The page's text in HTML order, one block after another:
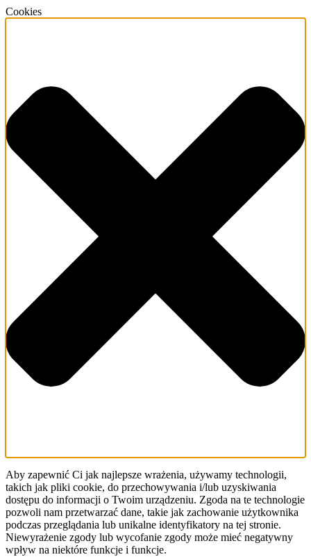
Cookies
Aby zapewnić Ci jak najlepsze wrażenia, używamy technologii,
takich jak pliki cookie, do przechowywania i/lub uzyskiwania
dostępu do informacji o Twoim urządzeniu. Zgoda na te technologie
pozwoli nam przetwarzać dane, takie jak zachowanie użytkownika
podczas przeglądania lub unikalne identyfikatory na tej stronie.
Niewyrażenie zgody lub wycofanie zgody może mieć negatywny
wpływ na niektóre funkcje i funkcje.